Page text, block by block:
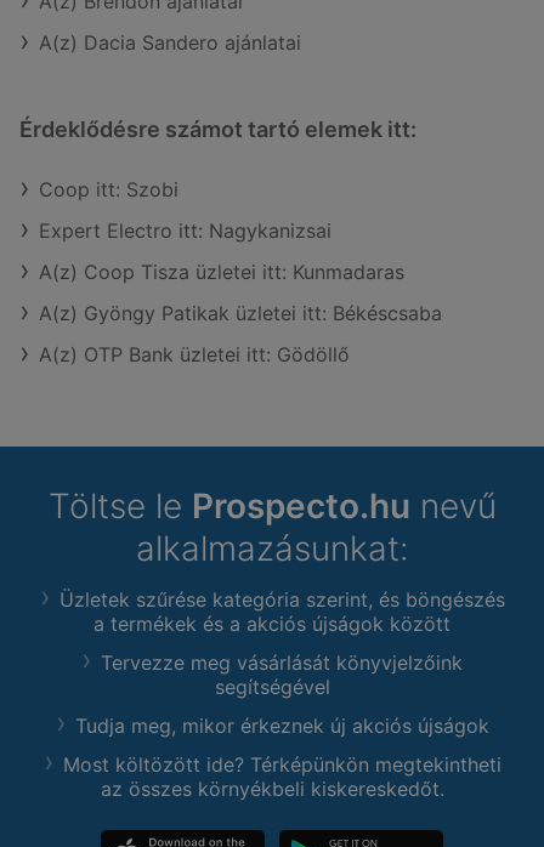
A(z) Dacia Sandero ajánlatai
Érdeklődésre számot tartó elemek itt:
Coop itt: Szobi
Expert Electro itt: Nagykanizsai
A(z) Coop Tisza üzletei itt: Kunmadaras
A(z) Gyöngy Patikak üzletei itt: Békéscsaba
A(z) OTP Bank üzletei itt: Gödöllő
Töltse le Prospecto.hu nevű
alkalmazásunkat:
Üzletek szűrése kategória szerint, és böngészés
a termékek és a akciós újságok között
Tervezze meg vásárlását könyvjelzőink
segítségével
Tudja meg, mikor érkeznek új akciós újságok
Most költözött ide? Térképünkön megtekintheti
az összes környékbeli kiskereskedőt.